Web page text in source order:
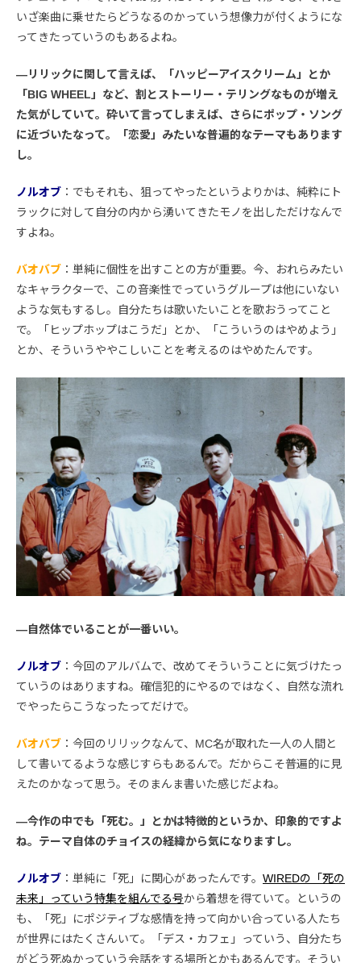
いざ楽曲に乗せたらどうなるのかっていう想像力が付くようにな
ってきたっていうのもあるよね。
―リリックに関して言えば、「ハッピーアイスクリーム」とか
「BIG WHEEL」など、割とストーリー・テリングなものが増え
た気がしていて。砕いて言ってしまえば、さらにポップ・ソング
に近づいたなって。「恋愛」みたいな普遍的なテーマもあります
し。
ノルオブ ：でもそれも、狙ってやったというよりかは、純粋にト
ラックに対して自分の内から湧いてきたモノを出しただけなんで
すよね。
バオバブ ：単純に個性を出すことの方が重要。今、おれらみたい
なキャラクターで、この音楽性でっていうグループは他にいない
ような気もするし。自分たちは歌いたいことを歌おうってこと
で。「ヒップホップはこうだ」とか、「こういうのはやめよう」
とか、そういうややこしいことを考えるのはやめたんです。
―自然体でいることが一番いい。
ノルオブ ：今回のアルバムで、改めてそういうことに気づけたっ
ていうのはありますね。確信犯的にやるのではなく、自然な流れ
でやったらこうなったってだけで。
バオバブ ：今回のリリックなんて、MC名が取れた一人の人間と
して書いてるような感じすらもあるんで。だからこそ普遍的に見
えたのかなって思う。そのまんま書いた感じだよね。
―今作の中でも「死む。」とかは特徴的というか、印象的ですよ
ね。テーマ自体のチョイスの経緯から気になりますし。
ノルオブ ：単純に「死」に関心があったんです。 WIREDの「死の
未来」っていう特集を組んでる号から着想を得ていて。というの
も、「死」にポジティブな感情を持って向かい合っている人たち
が世界にはたくさんいて。「デス・カフェ」っていう、自分たち
がどう死ぬかっていう会話をする場所とかもあるんです。そうい